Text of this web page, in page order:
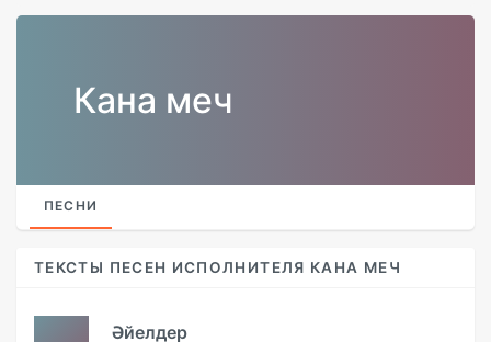
Кана меч
ПЕСНИ
ТЕКСТЫ ПЕСЕН ИСПОЛНИТЕЛЯ КАНА МЕЧ
Әйелдер